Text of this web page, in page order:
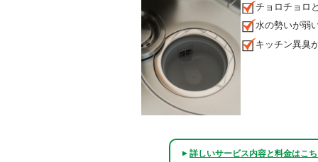
チョロチョロ
水の勢いが弱
キッチン異臭
▲詳しいサービス内容と料金はこ